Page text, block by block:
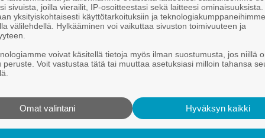
, 2 kk 38,00 € , nä­köis­leh­ti 24 €, pa­pe­ri- ja
ar­von­li­sä­ve­ron 10 %
MYY­JÄT
Da­taS­top­pi, ABC Kau­ha­jo­ki, Hal­pa-Hal­li, S-mar­ket
Teu­va
sivuista, joilla vierailit, IP-osoitteestasi sekä laitteesi
yksityiskohtaisesti käyttötarkoituksiin ja teknologiakumppaneihimme
välilehdellä. Hylkääminen voi vaikuttaa sivuston toimivuuteen ja
voivat käsitellä tietoja myös ilman suostumusta, jos niillä
peruste. Voit vastustaa tätä tai muuttaa asetuksiasi milloin tahansa
Hyväksyn kaikki
Omat valintani